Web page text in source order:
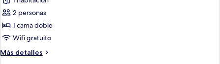
Charming
Double
Room,
Disability
access
2 personas
1 cama doble
Wifi gratuito
Más detalles
Más